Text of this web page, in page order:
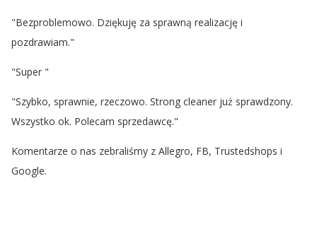
"Bezproblemowo. Dziękuję za sprawną realizację i
pozdrawiam."
"Super "
"Szybko, sprawnie, rzeczowo. Strong cleaner już sprawdzony.
Wszystko ok. Polecam sprzedawcę."
Komentarze o nas zebraliśmy z Allegro, FB, Trustedshops i
Google.